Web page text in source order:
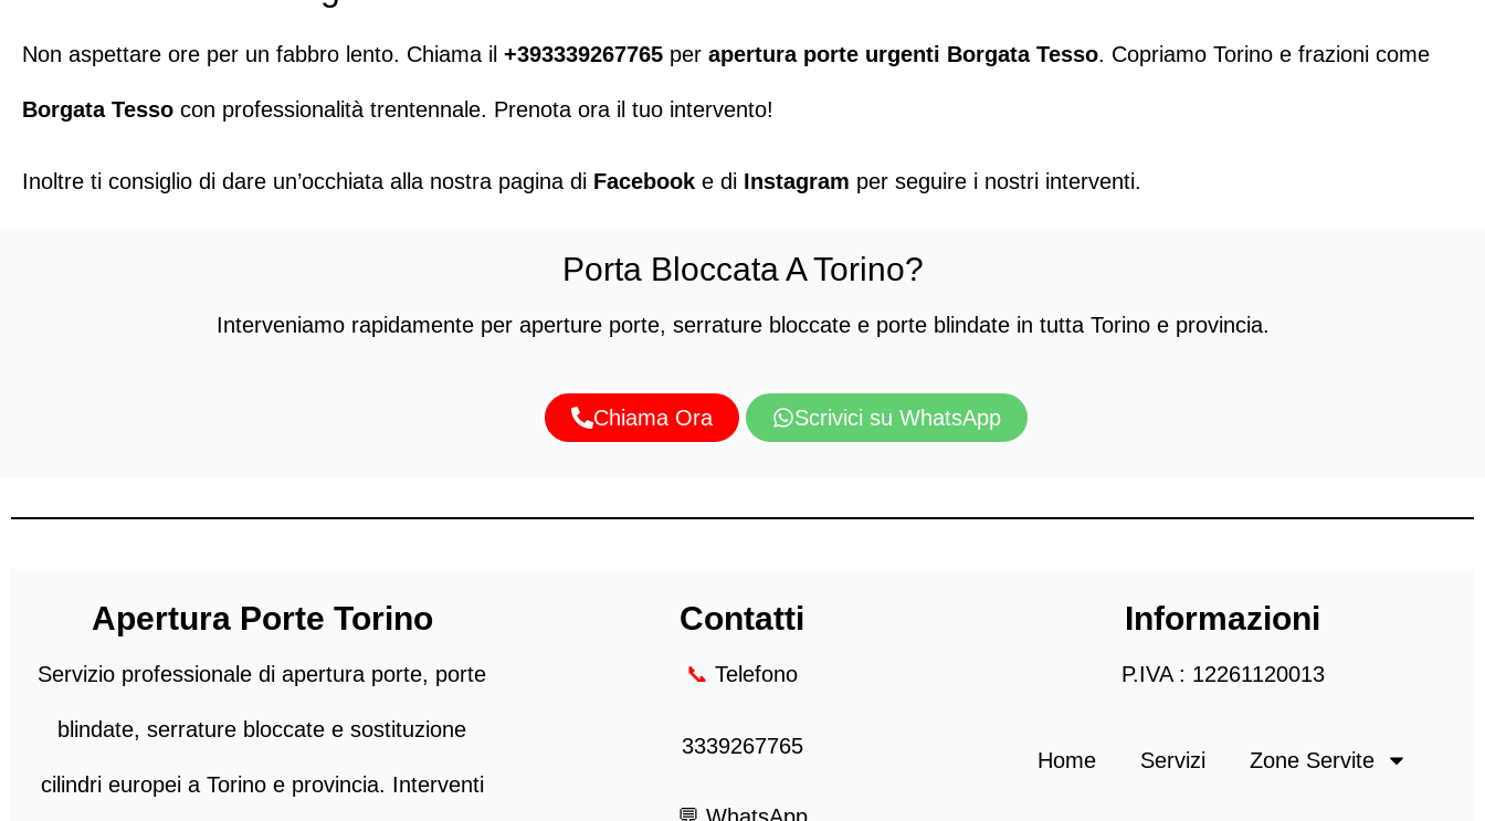
Non aspettare ore per un fabbro lento. Chiama il +393339267765 per apertura porte urgenti Borgata Tesso. Copriamo Torino e frazioni come
Borgata Tesso con professionalità trentennale. Prenota ora il tuo intervento!
Inoltre ti consiglio di dare un’occhiata alla nostra pagina di Facebook e di Instagram per seguire i nostri interventi.
Porta Bloccata A Torino?
Interveniamo rapidamente per aperture porte, serrature bloccate e porte blindate in tutta Torino e provincia.
Chiama Ora Scrivici su WhatsApp
Apertura Porte Torino
Servizio professionale di apertura porte, porte
blindate, serrature bloccate e sostituzione
cilindri europei a Torino e provincia. Interventi
Contatti
📞 Telefono
3339267765
Informazioni
P.IVA : 12261120013
Home Servizi Zone Servite